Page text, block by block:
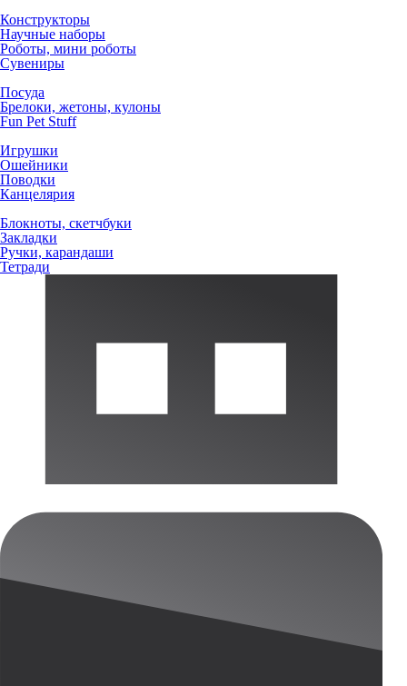
Конструкторы
Научные наборы
Роботы, мини роботы
Сувениры
Посуда
Брелоки, жетоны, кулоны
Fun Pet Stuff
Игрушки
Ошейники
Поводки
Канцелярия
Блокноты, скетчбуки
Закладки
Ручки, карандаши
Тетради